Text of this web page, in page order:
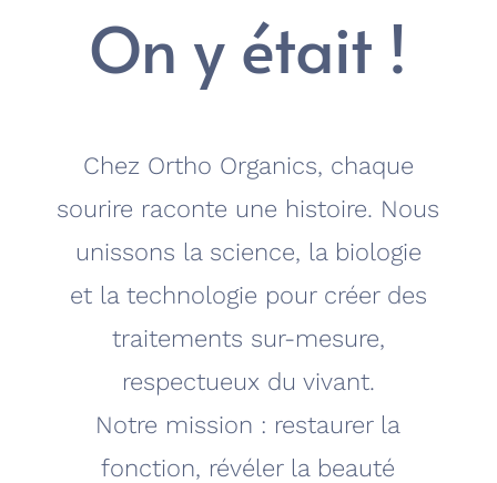
On y était !
Chez Ortho Organics, chaque
sourire raconte une histoire. Nous
unissons la science, la biologie
et la technologie pour créer des
traitements sur-mesure,
respectueux du vivant.
Notre mission : restaurer la
fonction, révéler la beauté